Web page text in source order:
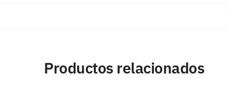
Productos relacionados